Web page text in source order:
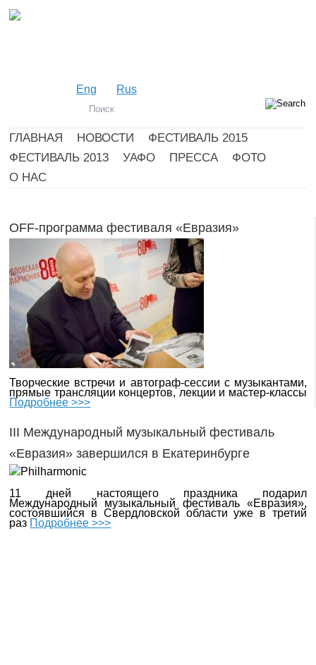
Eng Rus
ГЛАВНАЯ НОВОСТИ
ФЕСТИВАЛЬ 2015
ФЕСТИВАЛЬ 2013
УАФО ПРЕССА
ФОТО
О НАС
OFF-программа фестиваля «Евразия»
Творческие встречи и автограф-сессии с музыкантами,
прямые трансляции концертов, лекции и мастер-классы
Подробнее >>>
III Международный музыкальный фестиваль
«Евразия» завершился в Екатеринбурге
11 дней настоящего праздника подарил
Международный музыкальный фестиваль «Евразия»,
состоявшийся в Свердловской области уже в третий
раз Подробнее >>>